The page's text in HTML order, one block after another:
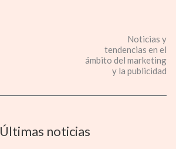
Noticias y
tendencias en el
ámbito del marketing
y la publicidad
Últimas noticias